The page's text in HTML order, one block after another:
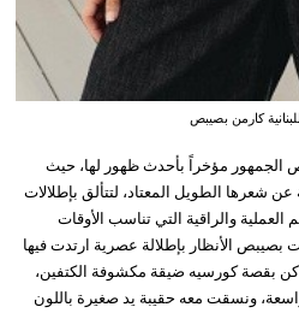
كارمن بصيبص
الجمهور مؤخراً بأحدث ظهور لها، حيث
شعرها الطويل المعتاد، لتتألق بإطلالات
والراقية التي تناسب الأوقات
بصيبص الأنظار بإطلالة عصرية ارتدت فيها
بقصة كورسيه ضيقة مكشوفة الكتفين،
ونسقت معه حقيبة يد صغيرة باللون